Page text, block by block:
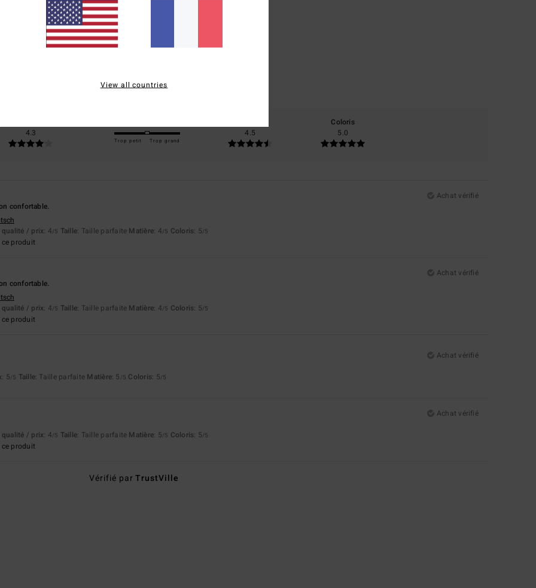
Note moyenne
5.0
4 avis vérifiés
depuis avril 2026
75% de nos clients recommandent ce produit
qualité / prix
4.3
Trop petit Trop grand
4.5
Coloris
5.0
Achat vérifié
confortable.
qualité / prix: 4/5 Taille: Taille parfaite Matière: 4/5 Coloris: 5/5
produit
Achat vérifié
confortable.
qualité / prix: 4/5 Taille: Taille parfaite Matière: 4/5 Coloris: 5/5
produit
Achat vérifié
: 5/5 Taille: Taille parfaite Matière: 5 /5 Coloris: 5/5
Achat vérifié
qualité / prix: 4/5 Taille: Taille parfaite Matière: 5/5 Coloris: 5/5
produit
Vérifié parTrustVille
View all countries